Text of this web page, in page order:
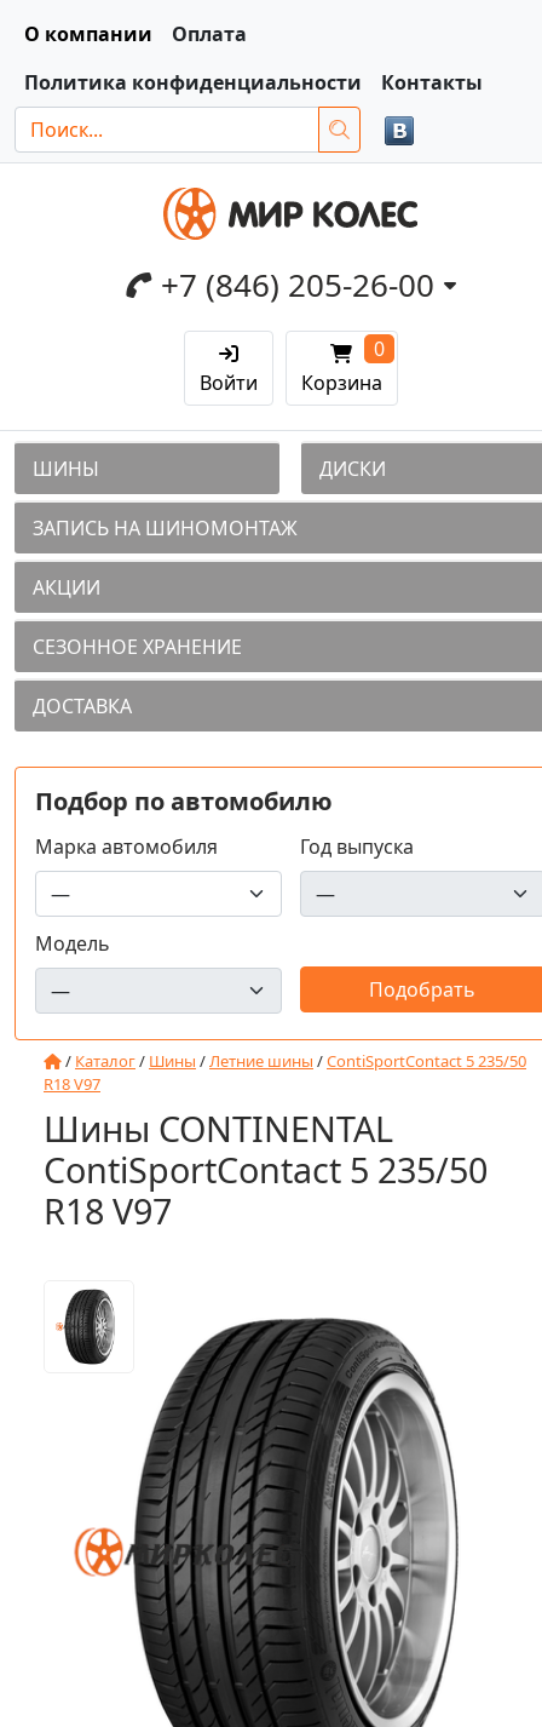
О компании
Оплата
Политика конфиденциальности
Контакты
+7 (846) 205-26-00
Войти Корзина
0
ШИНЫ ДИСКИ
ЗАПИСЬ НА ШИНОМОНТАЖ
АКЦИИ
СЕЗОННОЕ ХРАНЕНИЕ
ДОСТАВКА
Подбор по автомобилю
Марка автомобиля Год выпуска
Модель
/ Каталог/ Шины /Летние шины /ContiSportContact 5 235/50
R18 V97
Шины CONTINENTAL
ContiSportContact 5 235/50
R18 V97